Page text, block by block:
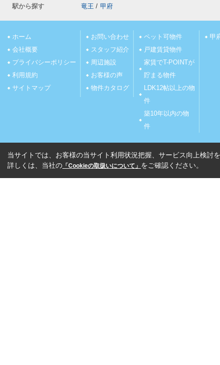
駅から探す
竜王 / 甲府
ホーム
会社概要
プライバシーポリシー
利用規約
サイトマップ
お問い合わせ
スタッフ紹介
周辺施設
お客様の声
物件カタログ
ペット可物件
戸建賃貸物件
家賃でT-POINTが
貯まる物件
LDK12帖以上の物
件
築10年以内の物
件
甲
当サイトでは、お客様の当サイト利用状況把握、サービス向上検討
詳しくは、当社の 「Cookieの取扱いについて」 をご確認ください。